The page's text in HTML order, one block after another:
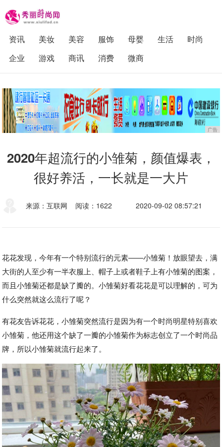
资讯 美妆 美容 服饰 母婴 生活
时尚
企业
游戏 商讯 消费 微商
广告
2020年超流行的小雏菊，颜值爆表，
很好养活，一长就是一大片
来源：互联网 阅读：1622 2020-09-02 08:57:21
花花发现，今年有一个特别流行的元素——小雏菊！放眼望去，满
大街的人至少有一半衣服上、帽子上或者鞋子上有小雏菊的图案，
而且小雏菊还都是缺了瓣的。小雏菊好看花花是可以理解的，可为
什么突然就这么流行了呢？
有花友告诉花花，小雏菊突然流行是因为有一个时尚明星特别喜欢
小雏菊，他还用这个缺了一瓣的小雏菊作为标志创立了一个时尚品
牌，所以小雏菊就流行起来了。